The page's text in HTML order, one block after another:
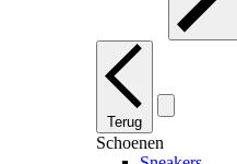
Terug
Schoenen